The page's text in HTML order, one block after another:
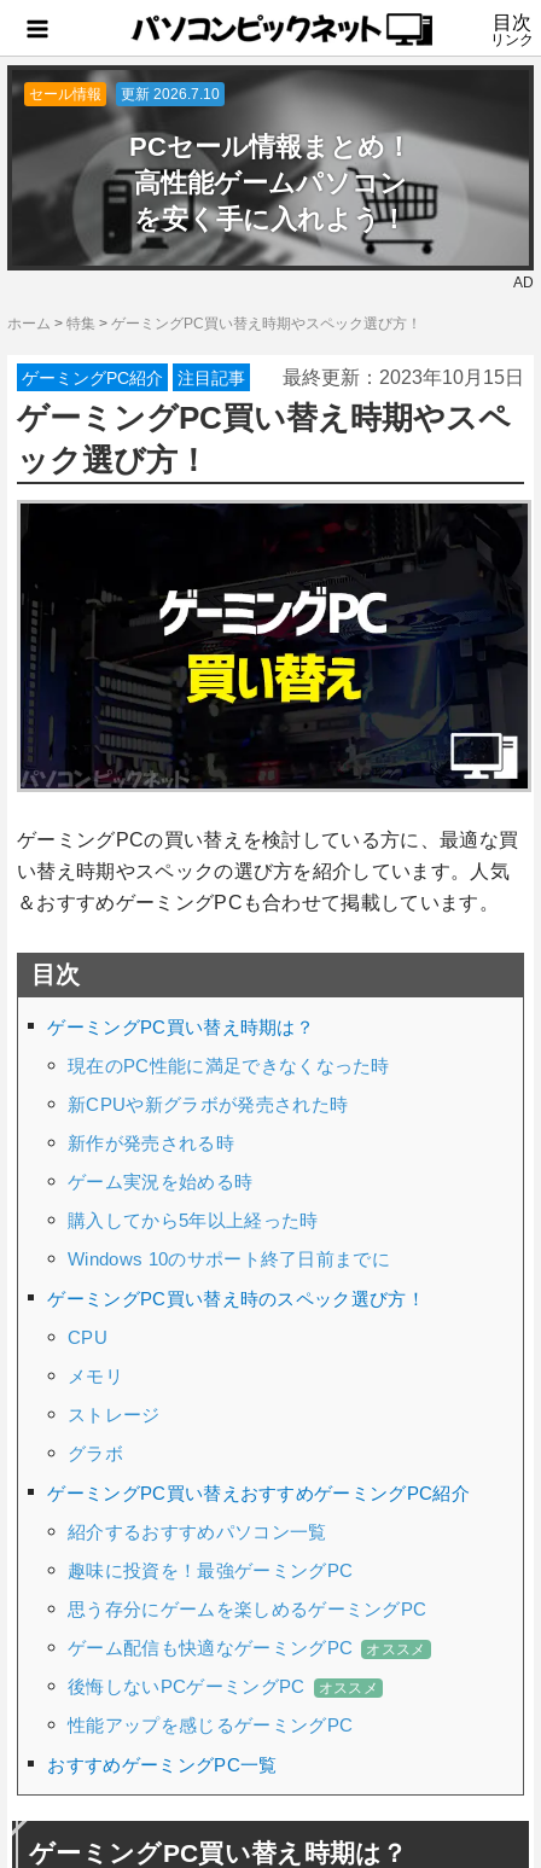
目次
リンク
セール情報 更新 2026.7.10
PCセール情報まとめ！
高性能ゲームパソコン
を安く手に入れよう！
AD
ホーム > 特集 > ゲーミングPC買い替え時期やスペック選び方！
ゲーミングPC紹介 注目記事 最終更新： 2023年10月15日
ゲーミングPC買い替え時期やスペ
ック選び方！
ゲーミングPCの買い替えを検討している方に、最適な買
い替え時期やスペックの選び方を紹介しています。人気
＆おすすめゲーミングPCも合わせて掲載しています。
目次
ゲーミングPC買い替え時期は？
現在のPC性能に満足できなくなった時
新CPUや新グラボが発売された時
新作が発売される時
ゲーム実況を始める時
購入してから5年以上経った時
Windows 10のサポート終了日前までに
ゲーミングPC買い替え時のスペック選び方！
CPU
メモリ
ストレージ
グラボ
ゲーミングPC買い替えおすすめゲーミングPC紹介
紹介するおすすめパソコン一覧
趣味に投資を！最強ゲーミングPC
思う存分にゲームを楽しめるゲーミングPC
ゲーム配信も快適なゲーミングPC
オススメ
後悔しないPCゲーミングPC オススメ
性能アップを感じるゲーミングPC
おすすめゲーミングPC一覧
ゲーミングPC買い替え時期は？